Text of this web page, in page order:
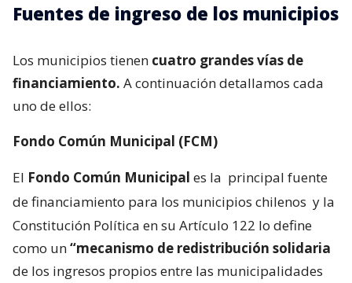
Fuentes de ingreso de los municipios
Los municipios tienen cuatro grandes vías de
financiamiento. A continuación detallamos cada
uno de ellos:
Fondo Común Municipal (FCM)
El Fondo Común Municipal es la principal fuente
de financiamiento para los municipios chilenos y la
Constitución Política en su Artículo 122 lo define
como un“mecanismo de redistribución solidaria
de los ingresos propios entre las municipalidades